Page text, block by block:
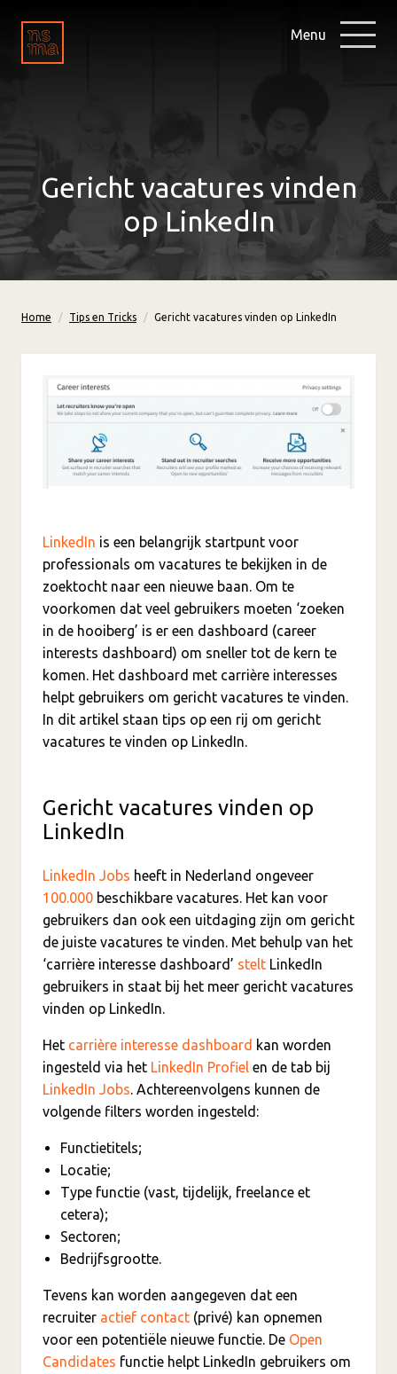
Menu
Gericht vacatures vinden
op LinkedIn
Home Tips en Tricks Gericht vacatures vinden op LinkedIn
LinkedIn is een belangrijk startpunt voor
professionals om vacatures te bekijken in de
zoektocht naar een nieuwe baan. Om te
voorkomen dat veel gebruikers moeten ‘zoeken
in de hooiberg’ is er een dashboard (career
interests dashboard) om sneller tot de kern te
komen. Het dashboard met carrière interesses
helpt gebruikers om gericht vacatures te vinden.
In dit artikel staan tips op een rij om gericht
vacatures te vinden op LinkedIn.
Gericht vacatures vinden op
LinkedIn
LinkedIn Jobs heeft in Nederland ongeveer
100.000 beschikbare vacatures. Het kan voor
gebruikers dan ook een uitdaging zijn om gericht
de juiste vacatures te vinden. Met behulp van het
‘carrière interesse dashboard’ stelt LinkedIn
gebruikers in staat bij het meer gericht vacatures
vinden op LinkedIn.
Het carrière interesse dashboard kan worden
ingesteld via het LinkedIn Profiel en de tab bij
LinkedIn Jobs . Achtereenvolgens kunnen de
volgende filters worden ingesteld:
Functietitels;
Locatie;
Type functie (vast, tijdelijk, freelance et
cetera);
Sectoren;
Bedrijfsgrootte.
Tevens kan worden aangegeven dat een
recruiter actief contact (privé) kan opnemen
voor een potentiële nieuwe functie. De Open
Candidates functie helpt LinkedIn gebruikers om